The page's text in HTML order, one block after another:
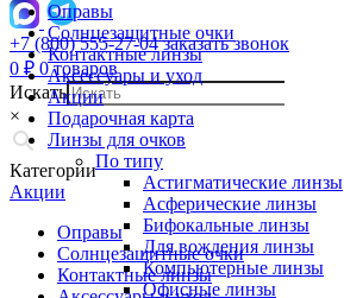
+7 (800) 555-27-04 заказать звонок
0 ₽ 0 товаров
Искать
×
Категории
Акции
Оправы
Солнцезащитные очки
Контактные линзы
Оправы
Солнцезащитные очки
Контактные линзы
Аксессуары и уход
Акции
Подарочная карта
Линзы для очков
По типу
Астигматические линзы
Асферические линзы
Бифокальные линзы
Для вождения линзы
Компьютерные линзы
Офисные линзы